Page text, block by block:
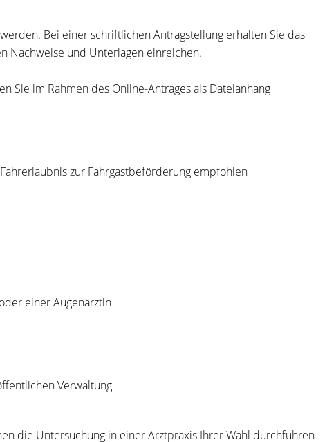
Bei einer schriftlichen Antragstellung erhalten Sie das
Nachweise und Unterlagen einreichen.
Sie im Rahmen des Online-Antrages als Dateianhang
zur Fahrgastbeförderung empfohlen
einer Augenärztin
Verwaltung
die Untersuchung in einer Arztpraxis Ihrer Wahl durchführen